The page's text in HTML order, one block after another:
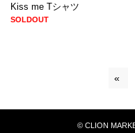
Kiss me Tシャツ
SOLDOUT
«
© CLION